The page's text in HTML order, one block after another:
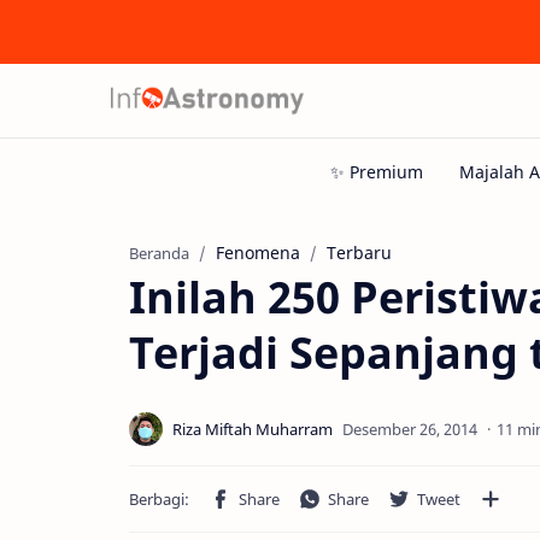
Beranda Fenomena Terbaru
Inilah 250
Terjadi Sepanjang
11